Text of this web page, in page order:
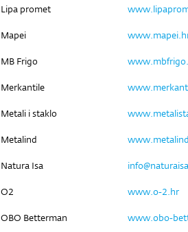
Lipa promet
Mapei
MB Frigo
Merkantile
Metali i staklo
Metalind
Natura Isa
O2 www.o-2.hr
OBO Betterman www.obo-